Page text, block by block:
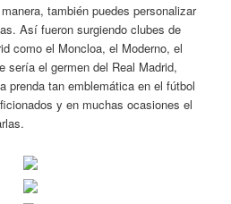
también puedes personalizar
Así fueron surgiendo clubes de
como el Moncloa, el Moderno, el
sería el germen del Real Madrid,
prenda tan emblemática en el fútbol
y en muchas ocasiones el